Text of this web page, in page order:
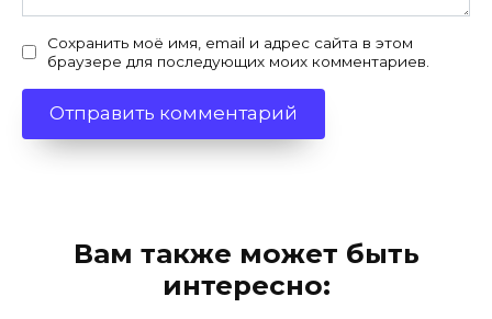
Сохранить моё имя, email и адрес сайта в этом
браузере для последующих моих комментариев.
Вам также может быть
интересно: